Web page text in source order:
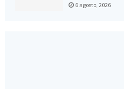
6 agosto, 2026